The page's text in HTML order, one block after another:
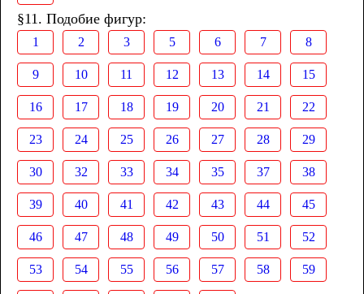
§11. Подобие фигур:
1 2 3 5 6 7 8
9 10 11 12 13 14 15
16 17 18 19 20 21 22
23 24 25 26 27 28 29
30 32 33 34 35 37 38
39 40 41 42 43 44 45
46 47 48 49 50 51 52
53 54 55 56 57 58 59